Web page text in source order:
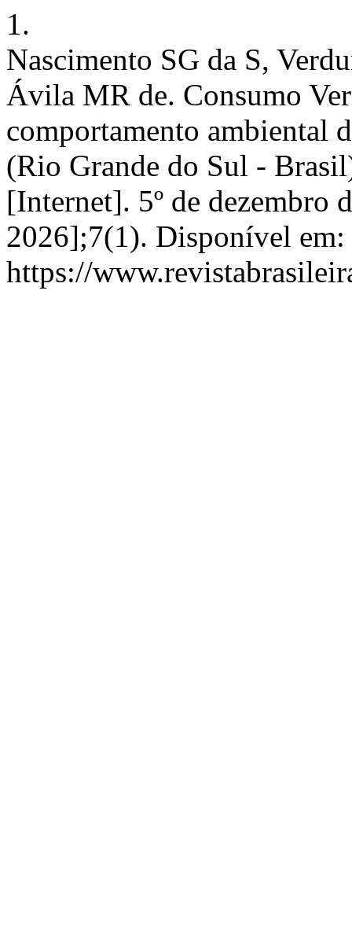
1.
Nascimento SG da S,
Ávila MR de. Consumo
comportamento ambiental
(Rio Grande do Sul -
[Internet]. 5º de dezembro
2026];7(1). Disponível em:
https://